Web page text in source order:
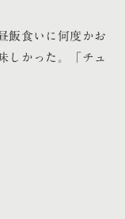
飯食いに何度かお
しかった。「チュ